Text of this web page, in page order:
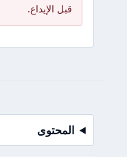
قبل الإيداع.
المحتوى